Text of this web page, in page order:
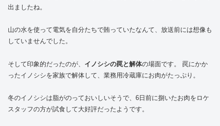
出ましたね。
山の水を使って電気を自分たちで賄っていたなんて、放送前には想像も
していませんでした。
そして印象的だったのが、 イノシシの罠と解体の場面です。 罠にかか
ったイノシシを家族で解体して、業務用冷蔵庫にお肉がたっぷり。
冬のイノシシは脂がのっておいしいそうで、6日前に捌いたお肉をロケ
スタッフの方が試食して大好評だったようです。